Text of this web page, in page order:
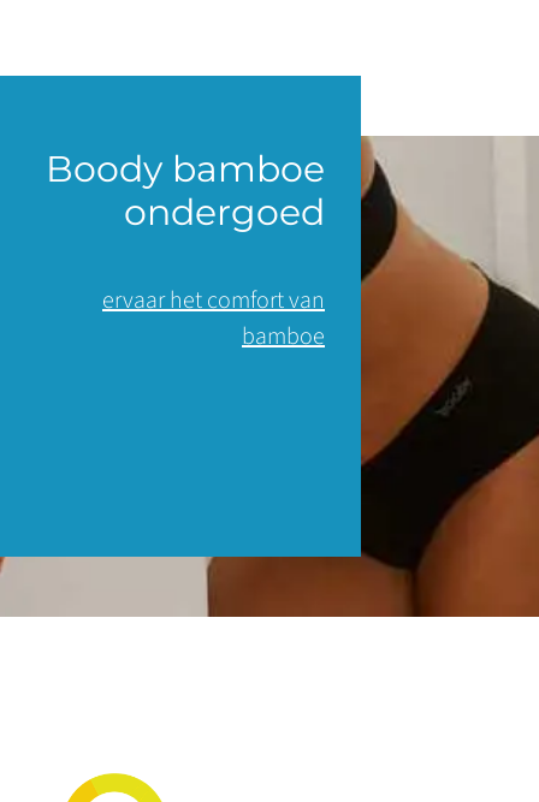
Boody bamboe
ondergoed
ervaar het comfort van
bamboe